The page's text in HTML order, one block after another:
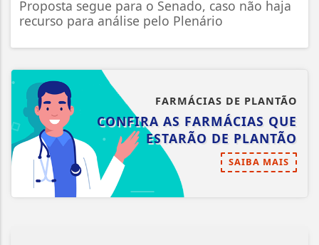
Proposta segue para o Senado, caso não haja
recurso para análise pelo Plenário
FARMÁCIAS DE PLANTÃO
CONFIRA AS FARMÁCIAS QUE
ESTARÃO DE PLANTÃO
SAIBA MAIS